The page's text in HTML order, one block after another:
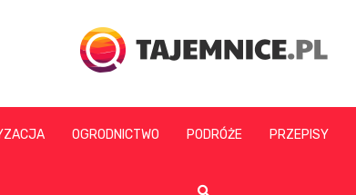
tajemnice.pl
OGRODNICTWO PODRÓŻE PRZEPISY